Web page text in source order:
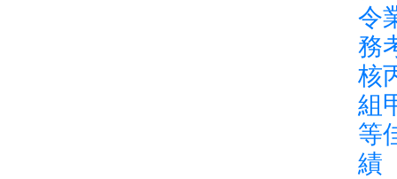
令
務
核
組
等
績